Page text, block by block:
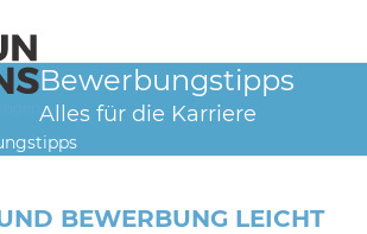
Bewerbungstipps
Alles für die Karriere
BEWERBUNG LEICHT